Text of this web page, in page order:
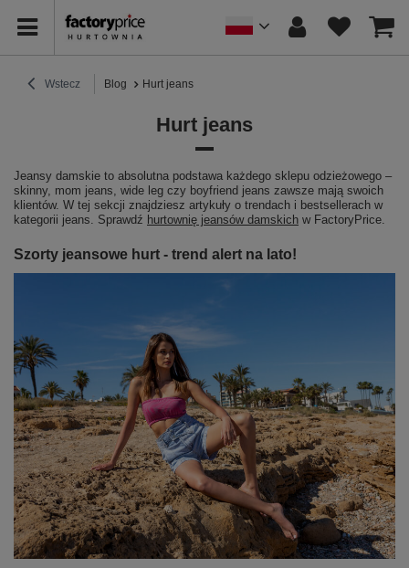
Wstecz Blog Hurt jeans
Hurt jeans
Jeansy damskie to absolutna podstawa każdego sklepu odzieżowego –
skinny, mom jeans, wide leg czy boyfriend jeans zawsze mają swoich
klientów. W tej sekcji znajdziesz artykuły o trendach i bestsellerach w
kategorii jeans. Sprawdź hurtownię jeansów damskich w FactoryPrice.
Szorty jeansowe hurt - trend alert na lato!